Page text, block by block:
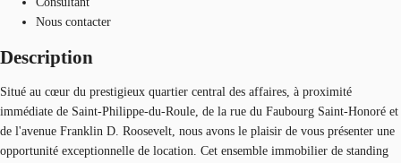
Nous contacter
Description
Situé au cœur du prestigieux quartier central des affaires, à proximité
immédiate de Saint-Philippe-du-Roule, de la rue du Faubourg Saint-Honoré et
de l'avenue Franklin D. Roosevelt, nous avons le plaisir de vous présenter une
opportunité exceptionnelle de location. Cet ensemble immobilier de standing